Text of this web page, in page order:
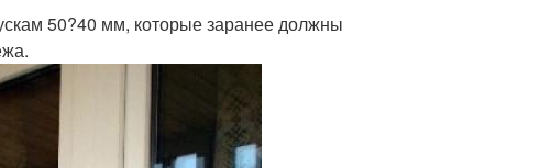
50?40 мм, которые заранее должны